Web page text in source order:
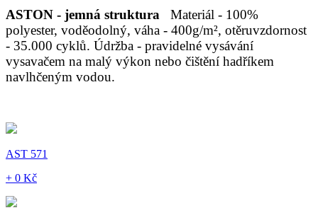
ASTON - jemná struktura
Materiál - 100%
polyester, voděodolný, váha - 400g/m², otěruvzdornost
- 35.000 cyklů. Údržba - pravidelné vysávání
vysavačem na malý výkon nebo čištění hadříkem
navlhčeným vodou.
AST 571
+ 0 Kč